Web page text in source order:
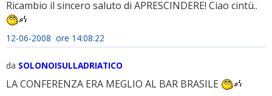
Ricambio il sincero saluto di APRESCINDERE! Ciao cintù..
12-06-2008 ore 14:08:22
da SOLONOISULLADRIATICO
LA CONFERENZA ERA MEGLIO AL BAR BRASILE